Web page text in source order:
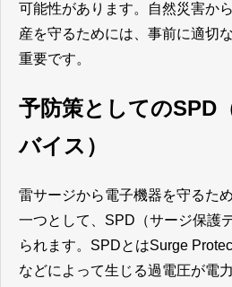
可能性があります。自然災害か
産を守るためには、事前に適切
重要です。
予防策としてのSPD
バイス）
雷サージから電子機器を守るた
一つとして、SPD（サージ保護
られます。SPDとはSurge
などによって生じる過電圧が電